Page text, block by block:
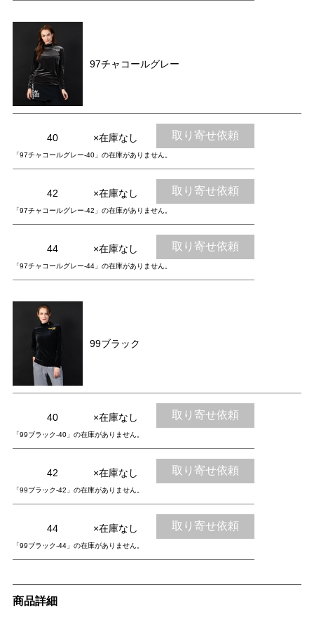
97チャコールグレー
40 ×在庫なし 取り寄せ依頼
「97チャコールグレー-40」の在庫がありません。
42 ×在庫なし 取り寄せ依頼
「97チャコールグレー-42」の在庫がありません。
44 ×在庫なし 取り寄せ依頼
「97チャコールグレー-44」の在庫がありません。
99ブラック
40 ×在庫なし 取り寄せ依頼
「99ブラック-40」の在庫がありません。
42 ×在庫なし 取り寄せ依頼
「99ブラック-42」の在庫がありません。
44 ×在庫なし 取り寄せ依頼
「99ブラック-44」の在庫がありません。
商品詳細